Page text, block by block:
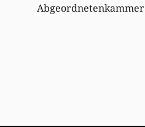
Abgeordnetenkammer